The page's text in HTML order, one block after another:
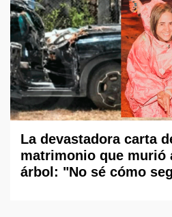
La devastadora carta
matrimonio que murió
árbol: "No sé cómo